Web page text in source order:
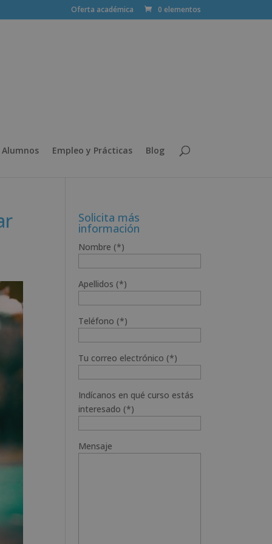
Oferta académica 0 elementos
Empleo y Prácticas Blog
Solicita más
información
Nombre (*)
Apellidos (*)
Teléfono (*)
Tu correo electrónico (*)
Indícanos en qué curso estás
interesado (*)
Mensaje